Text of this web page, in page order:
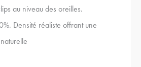
au niveau des oreilles.
Densité réaliste offrant une